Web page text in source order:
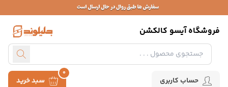
فروشگاه آیسو کالکشن
حساب کاربری سبد خرید
0